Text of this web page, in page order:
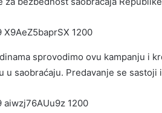
sprovodimo ovu kampanju i
u saobraćaju. Predavanje se sastoji